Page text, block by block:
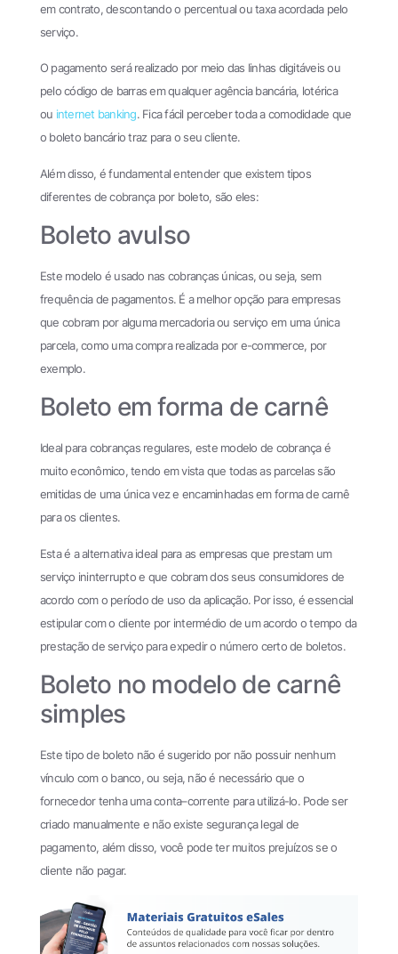
em contrato, descontando o percentual ou taxa acordada pelo
serviço.
O pagamento será realizado por meio das linhas digitáveis ou
pelo código de barras em qualquer agência bancária, lotérica
ou internet banking. Fica fácil perceber toda a comodidade que
o boleto bancário traz para o seu cliente.
Além disso, é fundamental entender que existem tipos
diferentes de cobrança por boleto, são eles:
Boleto avulso
Este modelo é usado nas cobranças únicas, ou seja, sem
frequência de pagamentos. É a melhor opção para empresas
que cobram por alguma mercadoria ou serviço em uma única
parcela, como uma compra realizada por e-commerce, por
exemplo.
Boleto em forma de carnê
Ideal para cobranças regulares, este modelo de cobrança é
muito econômico, tendo em vista que todas as parcelas são
emitidas de uma única vez e encaminhadas em forma de carnê
para os clientes.
Esta é a alternativa ideal para as empresas que prestam um
serviço ininterrupto e que cobram dos seus consumidores de
acordo com o período de uso da aplicação. Por isso, é essencial
estipular com o cliente por intermédio de um acordo o tempo da
prestação de serviço para expedir o número certo de boletos.
Boleto no modelo de carnê
simples
Este tipo de boleto não é sugerido por não possuir nenhum
vínculo com o banco, ou seja, não é necessário que o
fornecedor tenha uma conta–corrente para utilizá-lo. Pode ser
criado manualmente e não existe segurança legal de
pagamento, além disso, você pode ter muitos prejuízos se o
cliente não pagar.